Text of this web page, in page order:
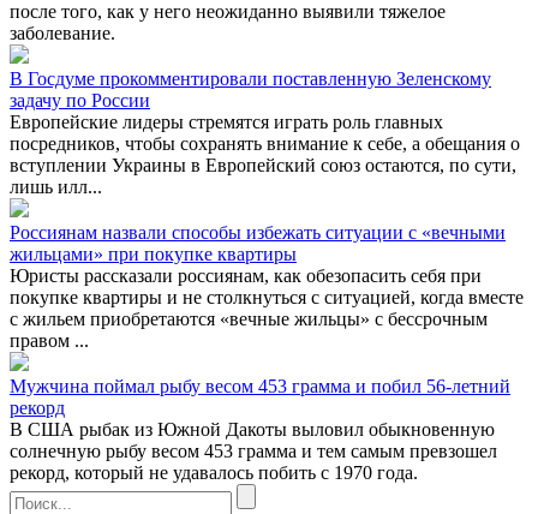
после того, как у него неожиданно выявили тяжелое
заболевание.
В Госдуме прокомментировали поставленную Зеленскому
задачу по России
Европейские лидеры стремятся играть роль главных
посредников, чтобы сохранять внимание к себе, а обещания о
вступлении Украины в Европейский союз остаются, по сути,
лишь илл...
Россиянам назвали способы избежать ситуации с «вечными
жильцами» при покупке квартиры
Юристы рассказали россиянам, как обезопасить себя при
покупке квартиры и не столкнуться с ситуацией, когда вместе
с жильем приобретаются «вечные жильцы» с бессрочным
правом ...
Мужчина поймал рыбу весом 453 грамма и побил 56-летний
рекорд
В США рыбак из Южной Дакоты выловил обыкновенную
солнечную рыбу весом 453 грамма и тем самым превзошел
рекорд, который не удавалось побить с 1970 года.